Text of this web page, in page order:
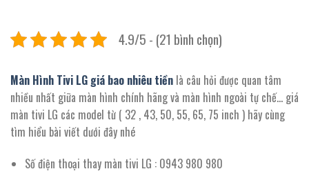
4.9/5 - (21 bình chọn)
Màn Hình Tivi LG giá bao nhiêu tiền là câu hỏi được quan tâm
nhiều nhất giữa màn hình chính hãng và màn hình ngoài tự chế… giá
màn tivi LG các model từ ( 32 , 43, 50, 55, 65, 75 inch ) hãy cùng
tìm hiểu bài viết dưới đây nhé
Số điện thoại thay màn tivi LG : 0943 980 980